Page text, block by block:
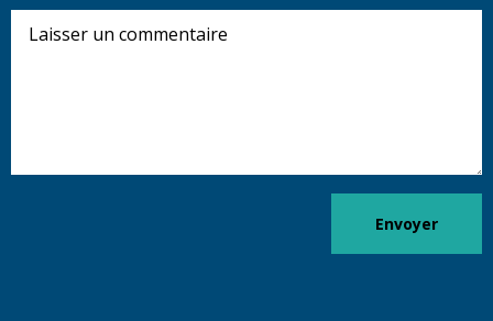
Laisser
un
Envoyer